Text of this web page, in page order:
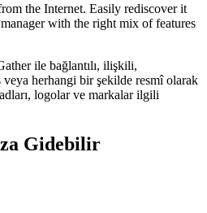
the Internet. Easily rediscover it
with the right mix of features
ile bağlantılı, ilişkili,
herhangi bir şekilde resmî olarak
logolar ve markalar ilgili
Gidebilir